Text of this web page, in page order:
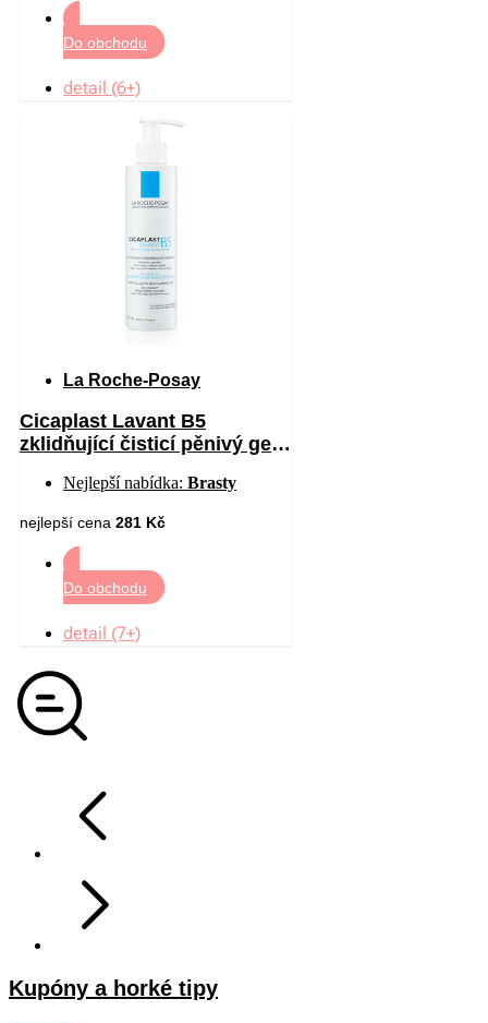
Do obchodu
detail (6+)
La Roche-Posay
Cicaplast Lavant B5
zklidňující čisticí pěnivý gel
Nejlepší nabídka: Brasty
nejlepší cena 281 Kč
Do obchodu
detail (7+)
Kupóny a horké tipy